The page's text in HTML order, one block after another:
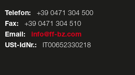
Telefon: +39 0471 304 500
Fax: +39 0471 304 510
Email:
info@ff-bz.com
USt-IdNr.: IT00652330218